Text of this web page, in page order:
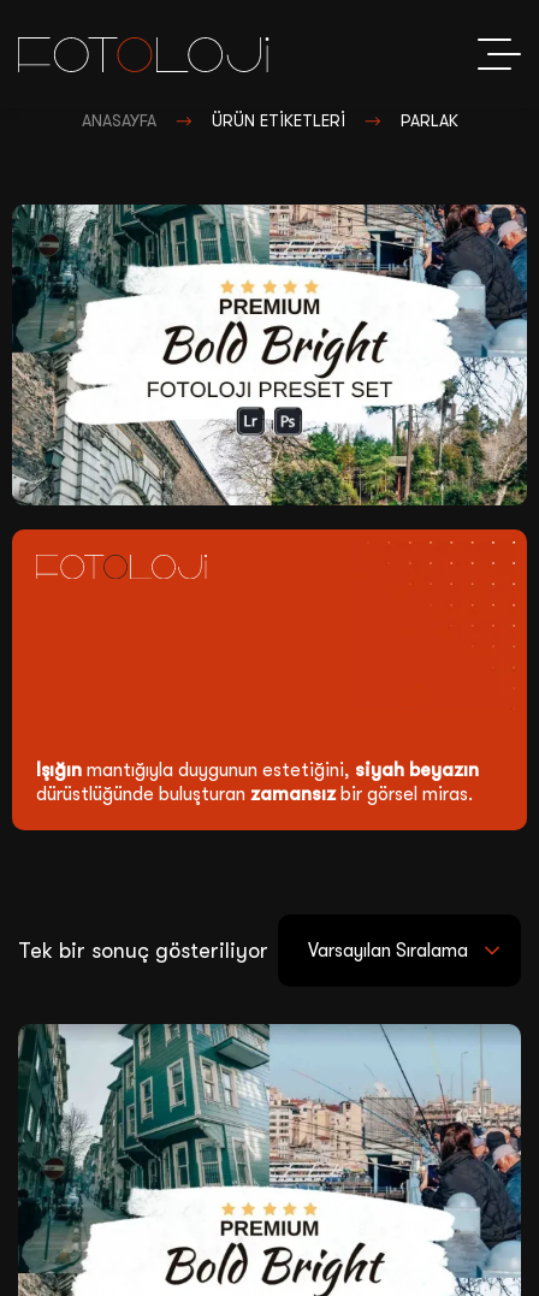
ANASAYFA ÜRÜN ETIKETLERI
PARLAK
Işığın mantığıyla duygunun estetiğini, siyah beyazın
dürüstlüğünde buluşturan zamansızbir görsel miras.
Tek bir sonuç gösteriliyor Varsayılan Sıralama
Satış